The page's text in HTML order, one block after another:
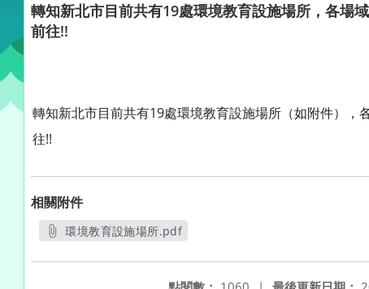
轉知新北市目前共有19處環境教育設施場所，各場
前往!!
轉知新北市目前共有19處環境教育設施場所（如附件）
往!!
相關附件
環境教育設施場所.pdf